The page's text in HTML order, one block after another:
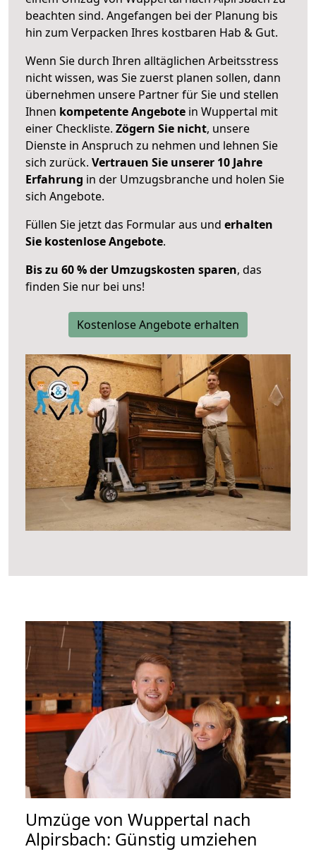
beachten sind. Angefangen bei der Planung bis
hin zum Verpacken Ihres kostbaren Hab & Gut.
Wenn Sie durch Ihren alltäglichen Arbeitsstress
nicht wissen, was Sie zuerst planen sollen, dann
übernehmen unsere Partner für Sie und stellen
Ihnen kompetente Angebote in Wuppertal mit
einer Checkliste. Zögern Sie nicht, unsere
Dienste in Anspruch zu nehmen und lehnen Sie
sich zurück. Vertrauen Sie unserer 10 Jahre
Erfahrung in der Umzugsbranche und holen Sie
sich Angebote.
Füllen Sie jetzt das Formular aus und erhalten
Sie kostenlose Angebote.
Bis zu 60 % der Umzugskosten sparen, das
finden Sie nur bei uns!
Kostenlose Angebote erhalten
Umzüge von Wuppertal nach
Alpirsbach: Günstig umziehen